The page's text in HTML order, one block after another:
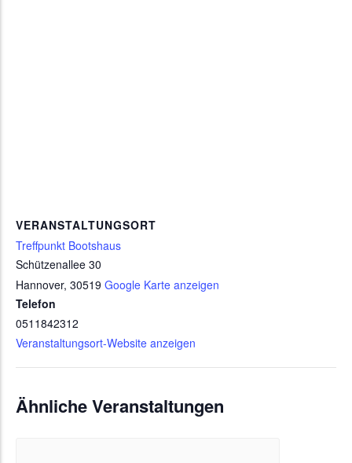
VERANSTALTUNGSORT
Treffpunkt Bootshaus
Schützenallee 30
Hannover, 30519 Google Karte anzeigen
Telefon
0511842312
Veranstaltungsort-Website anzeigen
Ähnliche Veranstaltungen